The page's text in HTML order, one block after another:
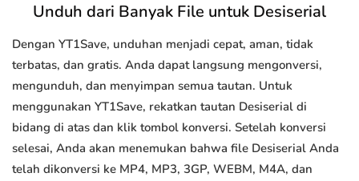
Unduh dari Banyak File untuk Desiserial
Dengan YT1Save, unduhan menjadi cepat, aman, tidak
terbatas, dan gratis. Anda dapat langsung mengonversi,
mengunduh, dan menyimpan semua tautan. Untuk
menggunakan YT1Save, rekatkan tautan Desiserial di
bidang di atas dan klik tombol konversi. Setelah konversi
selesai, Anda akan menemukan bahwa file Desiserial Anda
telah dikonversi ke MP4, MP3, 3GP, WEBM, M4A, dan